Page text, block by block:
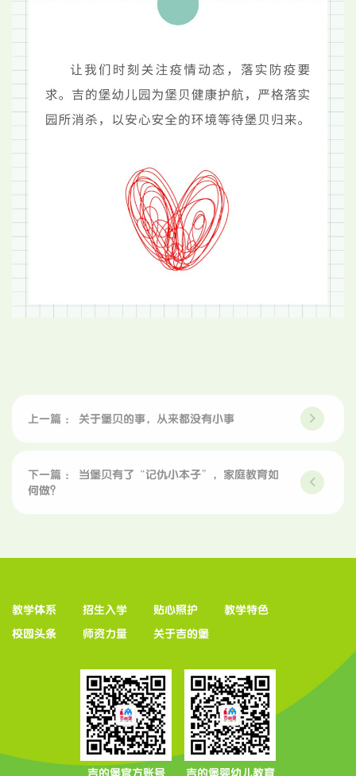
上一篇 ： 关于堡贝的事，从来都没有小事
下一篇 ： 当堡贝有了“记仇小本子”，家庭教育如
何做？
教学体系 招生入学 贴心照护 教学特色
校园头条 师资力量 关于吉的堡
吉的堡官方账号 吉的堡婴幼儿教育